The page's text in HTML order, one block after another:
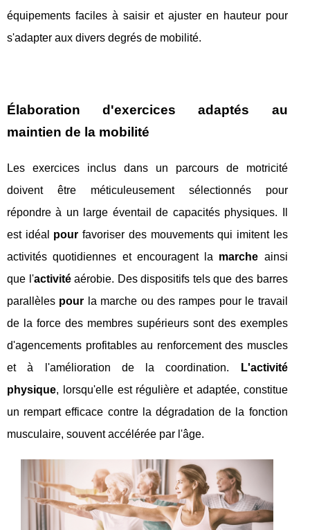
équipements faciles à saisir et ajuster en hauteur pour
s'adapter aux divers degrés de mobilité.
Élaboration d'exercices adaptés au
maintien de la mobilité
Les exercices inclus dans un parcours de motricité
doivent être méticuleusement sélectionnés pour
répondre à un large éventail de capacités physiques. Il
est idéal pour favoriser des mouvements qui imitent les
activités quotidiennes et encouragent la marche ainsi
que l'activitéaérobie. Des dispositifs tels que des barres
parallèles pour la marche ou des rampes pour le travail
de la force des membres supérieurs sont des exemples
d'agencements profitables au renforcement des muscles
et à l'amélioration de la coordination.
L'activité
physique, lorsqu'elle est régulière et adaptée, constitue
un rempart efficace contre la dégradation de la fonction
musculaire, souvent accélérée par l'âge.